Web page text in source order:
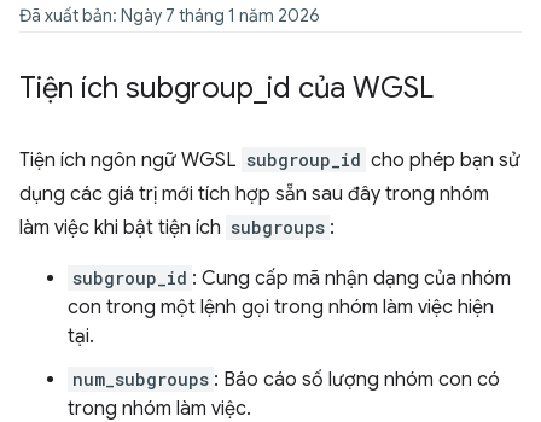
Đã xuất bản: Ngày 7 tháng 1 năm 2026
Tiện ích subgroup id của WGSL
Tiện ích ngôn ngữ WGSL subgroup_id cho phép bạn sử
dụng các giá trị mới tích hợp sẵn sau đây trong nhóm
làm việc khi bật tiện ích subgroups :
subgroup_id : Cung cấp mã nhận dạng của nhóm
con trong một lệnh gọi trong nhóm làm việc hiện
tại.
num_subgroups : Báo cáo số lượng nhóm con có
trong nhóm làm việc.